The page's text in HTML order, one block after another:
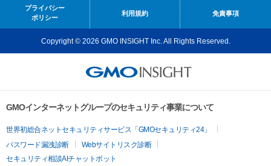
プライバシー
ポリシー
利用規約 免責事項
Copyright © 2026 GMO INSIGHT Inc. All Rights Reserved.
GMOインターネットグループのセキュリティ事業について
世界初総合ネットセキュリティサービス「GMOセキュリティ24」
パスワード漏洩診断
Webサイトリスク診断
セキュリティ相談AIチャットボット